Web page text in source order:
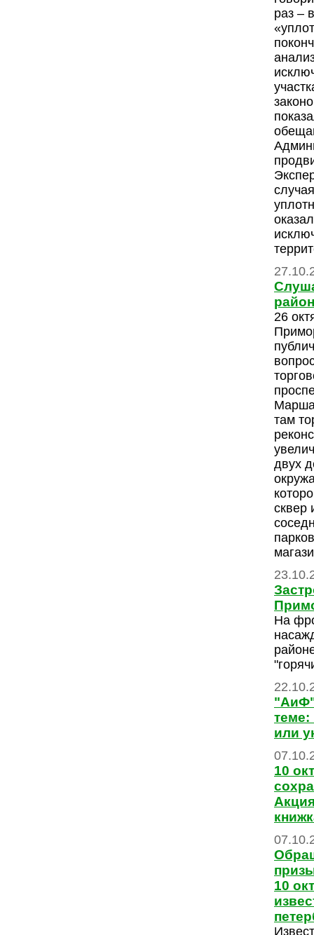
раз –
26
там
двух
сквер
На
"АиФ"
теме:
или
10
10